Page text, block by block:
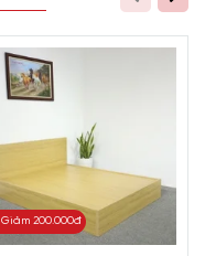
Giảm 200.000đ